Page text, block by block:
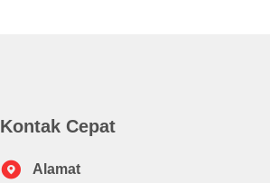
Kontak Cepat
Alamat